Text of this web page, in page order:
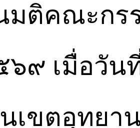
มติคณะกร
๖๙ เมื่อวั
นเขตอุทย